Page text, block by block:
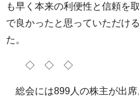
も早く本来の利便性と信頼を
で良かったと思っていただけ
た。
◇ ◇ ◇
総会には899人の株主が出席